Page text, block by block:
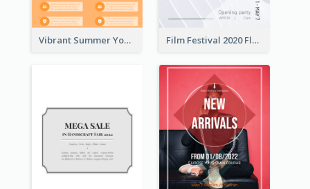
Vibrant Summer Youth Flyer Design Templates Film Festival 2020 Flyer